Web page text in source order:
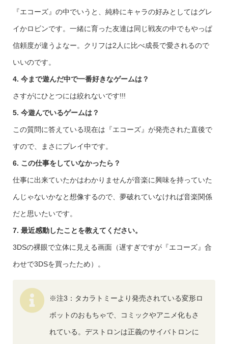
『エコーズ』の中でいうと、純粋にキャラの好みとしてはグレ
イかロビンです。一緒に育った友達は同じ戦友の中でもやっぱ
信頼度が違うよなー。クリフは2人に比べ成長で愛されるので
いいのです。
4. 今まで遊んだ中で一番好きなゲームは？
さすがにひとつには絞れないです!!!
5. 今遊んでいるゲームは？
この質問に答えている現在は『エコーズ』が発売された直後で
すので、まさにプレイ中です。
6. この仕事をしていなかったら？
仕事に出来ていたかはわかりませんが音楽に興味を持っていた
んじゃないかなと想像するので、夢破れていなければ音楽関係
だと思いたいです。
7. 最近感動したことを教えてください。
3DSの裸眼で立体に見える画面（遅すぎですが『エコーズ』合
わせで3DSを買ったため）。
※注3：タカラトミーより発売されている変形ロ
ボットのおもちゃで、コミックやアニメ化もさ
れている。デストロンは正義のサイバトロンに